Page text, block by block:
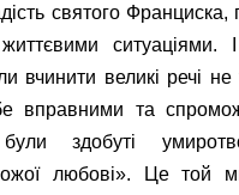
святого Франциска,
ситуаціями.
вчинити великі речі
вправними та
здобуті
любові». Це той